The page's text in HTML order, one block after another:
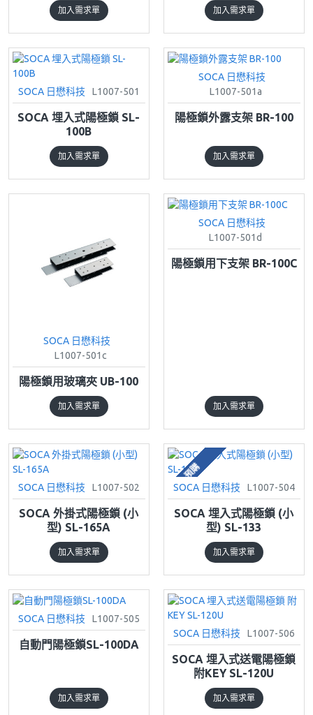
加入需求單 加入需求單
SOCA 日懋科技 L1007-501
SOCA 埋入式陽極鎖 SL-
100B
加入需求單
SOCA 日懋科技
L1007-501a
陽極鎖外露支架 BR-100
加入需求單
SOCA 日懋科技
L1007-501c
陽極鎖用玻璃夾 UB-100
加入需求單
SOCA 日懋科技
L1007-501d
陽極鎖用下支架 BR-100C
加入需求單
SOCA 日懋科技 L1007-502
SOCA 外掛式陽極鎖 (小
型) SL-165A
加入需求單
預購
SOCA 日懋科技 L1007-504
SOCA 埋入式陽極鎖 (小
型) SL-133
加入需求單
SOCA 日懋科技 L1007-505
自動門陽極鎖SL-100DA
加入需求單
SOCA 日懋科技 L1007-506
SOCA 埋入式送電陽極鎖
附KEY SL-120U
加入需求單